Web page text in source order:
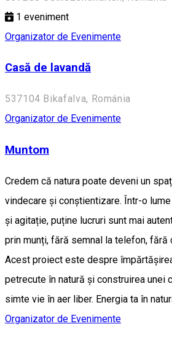
1 eveniment
Organizator de Evenimente
Casă de lavandă
537104 Bikafalva, Románia
Organizator de Evenimente
Muntom
Credem că natura poate deveni un
vindecare și conștientizare. Într-o
și agitație, puține lucruri sunt mai
prin munți, fără semnal la telefon,
Acest proiect este despre
petrecute în natură și construirea unei
simte vie în aer liber. Energia ta în
Organizator de Evenimente